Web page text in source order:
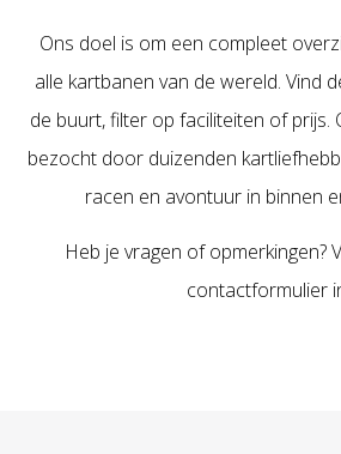
Ons doel is om een compleet
alle kartbanen van de wereld. Vind
de buurt, filter op faciliteiten of prijs.
bezocht door duizenden
racen en avontuur in binnen
Heb je vragen of opmerkingen?
contactformulier